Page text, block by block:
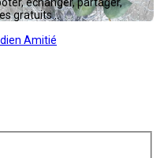
gratuits...
Amitié